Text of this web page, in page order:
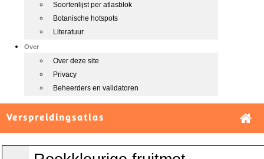
Soortenlijst per atlasblok
Botanische hotspots
Literatuur
Over
Over deze site
Privacy
Beheerders en validatoren
Verspreidingsatlas